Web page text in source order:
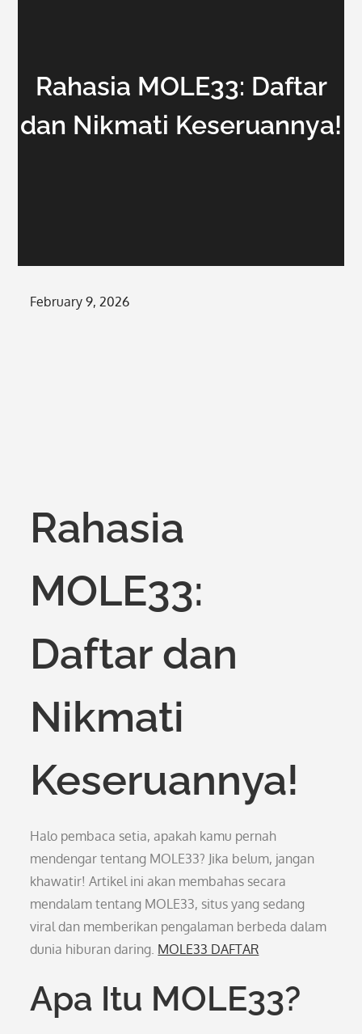
Rahasia MOLE33: Daftar
dan Nikmati Keseruannya!
Posted
February 9, 2026
Rahasia
MOLE33:
Daftar dan
Nikmati
Keseruannya!
Halo pembaca setia, apakah kamu pernah
mendengar tentang MOLE33? Jika belum, jangan
khawatir! Artikel ini akan membahas secara
mendalam tentang MOLE33, situs yang sedang
viral dan memberikan pengalaman berbeda dalam
dunia hiburan daring. MOLE33 DAFTAR
Apa Itu MOLE33?